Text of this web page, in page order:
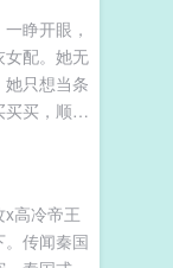
么五毒俱
。还是读
四本第五
般，但我改
色吗？人
改错字2
不拉揪，
言时间，
题材的产
睁开眼，
女配。她无
只想当条
买，顺便
高冷帝王
传闻秦国